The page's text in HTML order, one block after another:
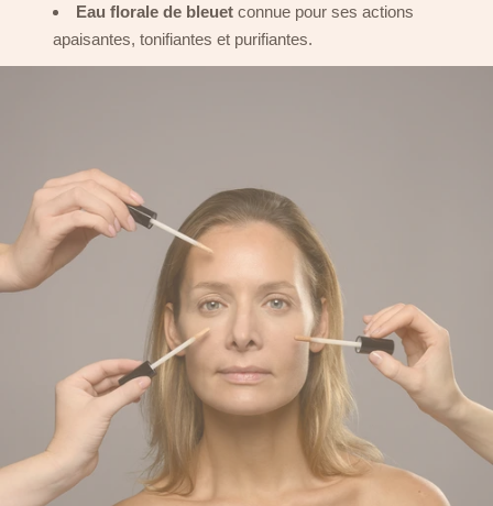
Eau florale de bleuet connue pour ses actions
apaisantes, tonifiantes et purifiantes.